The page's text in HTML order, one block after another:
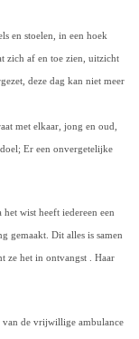
en stoelen, in een hoek
zich af en toe zien, uitzicht
deze dag kan niet meer
met elkaar, jong en oud,
Er een onvergetelijke
wist heeft iedereen een
gemaakt. Dit alles is samen
ze het in ontvangst . Haar
van de vrijwillige ambulance